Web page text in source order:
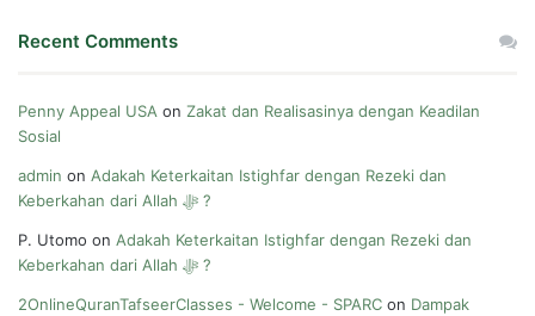
Recent Comments
Penny Appeal USA on Zakat dan Realisasinya dengan Keadilan
Sosial
admin on Adakah Keterkaitan Istighfar dengan Rezeki dan
Keberkahan dari Allah ﷻ ?
P. Utomo on Adakah Keterkaitan Istighfar dengan Rezeki dan
Keberkahan dari Allah ﷻ ?
2OnlineQuranTafseerClasses - Welcome - SPARC on Dampak